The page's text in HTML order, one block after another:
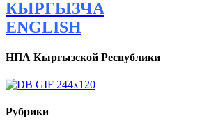
КЫРГЫЗЧА
ENGLISH
НПА Кыргызской Республики
Рубрики